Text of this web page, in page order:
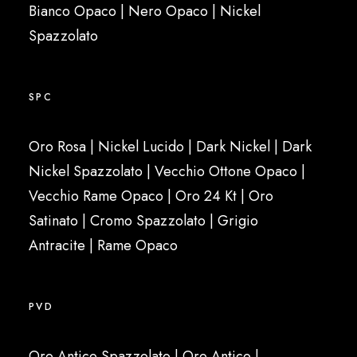
Bianco Opaco | Nero Opaco | Nickel
Spazzolato
SPC
Oro Rosa | Nickel Lucido | Dark Nickel | Dark
Nickel Spazzolato | Vecchio Ottone Opaco |
Vecchio Rame Opaco | Oro 24 Kt | Oro
Satinato | Cromo Spazzolato | Grigio
Antracite | Rame Opaco
PVD